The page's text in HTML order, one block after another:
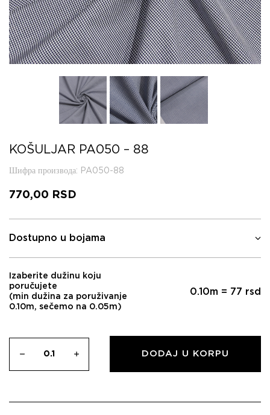
KOŠULJAR PA050 – 88
Шифра производа: PA050-88
770,00 RSD
Dostupno u bojama
Izaberite dužinu koju
poručujete
(min dužina za poruživanje
0.10m, sečemo na 0.05m)
0.10m = 77 rsd
DODAJ U KORPU